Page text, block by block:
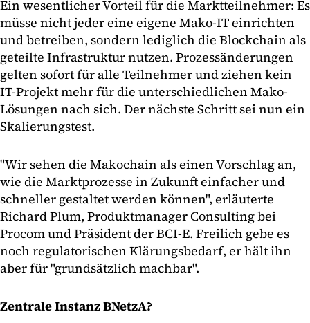
Ein wesentlicher Vorteil für die Marktteilnehmer: Es
müsse nicht jeder eine eigene Mako-IT einrichten
und betreiben, sondern lediglich die Blockchain als
geteilte Infrastruktur nutzen. Prozessänderungen
gelten sofort für alle Teilnehmer und ziehen kein
IT-Projekt mehr für die unterschiedlichen Mako-
Lösungen nach sich. Der nächste Schritt sei nun ein
Skalierungstest.
"Wir sehen die Makochain als einen Vorschlag an,
wie die Marktprozesse in Zukunft einfacher und
schneller gestaltet werden können", erläuterte
Richard Plum, Produktmanager Consulting bei
Procom und Präsident der BCI-E. Freilich gebe es
noch regulatorischen Klärungsbedarf, er hält ihn
aber für "grundsätzlich machbar".
Zentrale Instanz BNetzA?